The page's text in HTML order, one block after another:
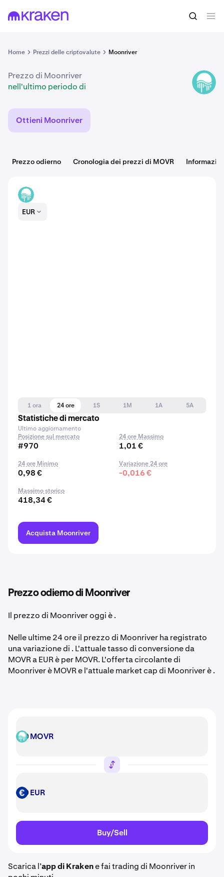
Home Prezzi delle criptovalute Moonriver
nell'ultimo periodo di Acquista MOVR
Prezzo di Moonriver
nell'ultimo periodo di
MOVR
Ottieni Moonriver
Prezzo odierno Cronologia dei prezzi di MOVR
MOVR
EUR
1 ora 24 ore 1S 1M 1A
5A
Statistiche di mercato
Ultimo aggiornamento
Posizione sul mercato
#970
24 ore Massimo
1,01 €
24 ore Minimo
0,98 €
Variazione 24 ore
-0,016 €
Massimo storico
418,34 €
Acquista Moonriver
Prezzo odierno di Moonriver
Il prezzo di Moonriver oggi è.
Nelle ultime 24 ore il prezzo di Moonriver ha registrato
una variazione di . L'attuale tasso di conversione da
MOVR a EUR è per MOVR. L'offerta circolante di
Moonriver è MOVR e l'attuale market cap di Moonriver è.
MOVR MOVR
EUR EUR
Buy/Sell
Scarica l’app di Krakene fai trading di Moonriver in